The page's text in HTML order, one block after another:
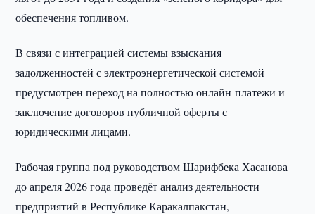
обеспечения топливом.
В связи с интеграцией системы взыскания
задолженностей с электроэнергетической системой
предусмотрен переход на полностью онлайн-платежи и
заключение договоров публичной оферты с
юридическими лицами.
Рабочая группа под руководством Шарифбека Хасанова
до апреля 2026 года проведёт анализ деятельности
предприятий в Республике Каракалпакстан,